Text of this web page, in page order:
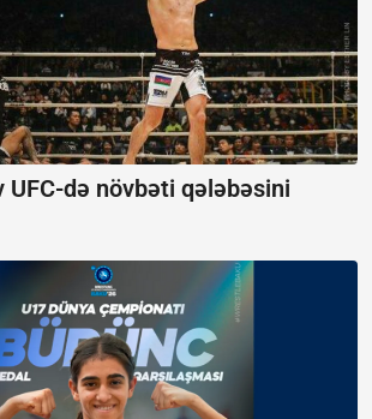
UFC-də növbəti qələbəsini